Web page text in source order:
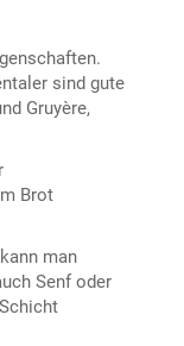
sind gute
Gruyère,
Brot
man
Senf oder